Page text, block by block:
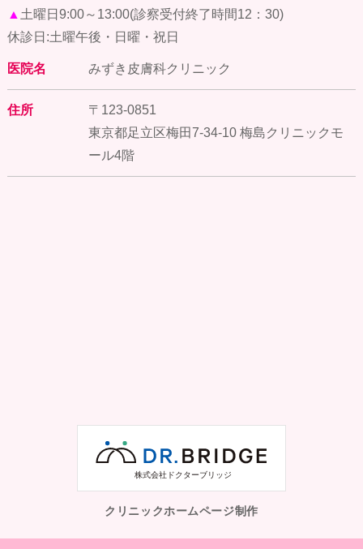
▲ 土曜日9:00～13:00(診察受付終了時間12：30)
休診日:土曜午後・日曜・祝日
医院名 みずき皮膚科クリニック
住所
〒123-0851
東京都足立区梅田7-34-10 梅島クリニックモ
ール4階
クリニックホームページ制作